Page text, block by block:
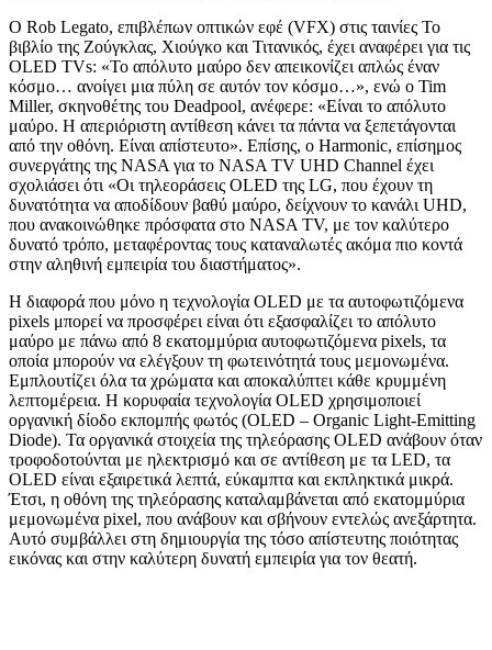
Ο Rob Legato, επιβλέπων οπτικών εφέ (VFX) στις ταινίες Το
βιβλίο της Ζούγκλας, Χιούγκο και Τιτανικός, έχει αναφέρει για τις
OLED TVs: «Το απόλυτο μαύρο δεν απεικονίζει απλώς έναν
κόσμο… ανοίγει μια πύλη σε αυτόν τον κόσμο…», ενώ ο Tim
Miller, σκηνοθέτης του Deadpool, ανέφερε: «Είναι το απόλυτο
μαύρο. Η απεριόριστη αντίθεση κάνει τα πάντα να ξεπετάγονται
από την οθόνη. Είναι απίστευτο». Επίσης, ο Harmonic, επίσημος
συνεργάτης της NASA για το NASA TV UHD Channel έχει
σχολιάσει ότι «Οι τηλεοράσεις OLED της LG, που έχουν τη
δυνατότητα να αποδίδουν βαθύ μαύρο, δείχνουν το κανάλι UHD,
που ανακοινώθηκε πρόσφατα στο NASA TV, με τον καλύτερο
δυνατό τρόπο, μεταφέροντας τους καταναλωτές ακόμα πιο κοντά
στην αληθινή εμπειρία του διαστήματος».
Η διαφορά που μόνο η τεχνολογία OLED με τα αυτοφωτιζόμενα
pixels μπορεί να προσφέρει είναι ότι εξασφαλίζει το απόλυτο
μαύρο με πάνω από 8 εκατομμύρια αυτοφωτιζόμενα pixels, τα
οποία μπορούν να ελέγξουν τη φωτεινότητά τους μεμονωμένα.
Εμπλουτίζει όλα τα χρώματα και αποκαλύπτει κάθε κρυμμένη
λεπτομέρεια. Η κορυφαία τεχνολογία OLED χρησιμοποιεί
οργανική δίοδο εκπομπής φωτός (OLED – Organic Light-Emitting
Diode). Τα οργανικά στοιχεία της τηλεόρασης OLED ανάβουν όταν
τροφοδοτούνται με ηλεκτρισμό και σε αντίθεση με τα LED, τα
OLED είναι εξαιρετικά λεπτά, εύκαμπτα και εκπληκτικά μικρά.
Έτσι, η οθόνη της τηλεόρασης καταλαμβάνεται από εκατομμύρια
μεμονωμένα pixel, που ανάβουν και σβήνουν εντελώς ανεξάρτητα.
Αυτό συμβάλλει στη δημιουργία της τόσο απίστευτης ποιότητας
εικόνας και στην καλύτερη δυνατή εμπειρία για τον θεατή.